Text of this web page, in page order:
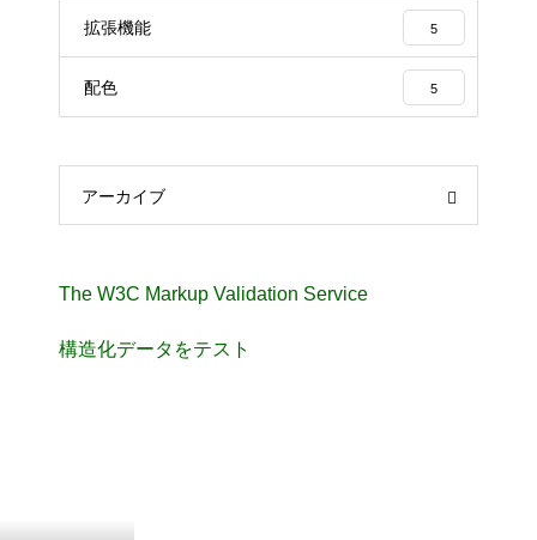
拡張機能 5
配色 5
アーカイブ
The W3C Markup Validation Service
構造化データをテスト